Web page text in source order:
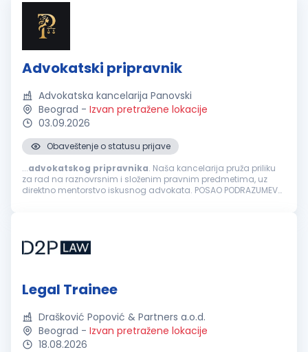
Advokatski pripravnik
Advokatska kancelarija Panovski
Beograd - Izvan pretražene lokacije
03.09.2026
Obaveštenje o statusu prijave
...advokatskog pripravnika. Naša kancelarija pruža priliku
za rad na raznovrsnim i složenim pravnim predmetima, uz
direktno mentorstvo iskusnog advokata. POSAO PODRAZUMEVA:
Legal Trainee
Drašković Popović & Partners a.o.d.
Beograd - Izvan pretražene lokacije
18.08.2026